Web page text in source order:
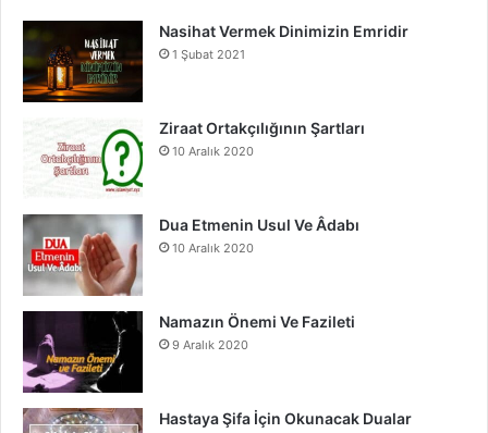
b
o
u
e
a
r
Nasihat Vermek Dinimizin Emridir
1 Şubat 2021
Ziraat Ortakçılığının Şartları
10 Aralık 2020
Dua Etmenin Usul Ve Âdabı
10 Aralık 2020
Namazın Önemi Ve Fazileti
9 Aralık 2020
Hastaya Şifa İçin Okunacak Dualar